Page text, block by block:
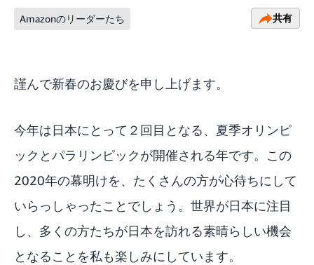
Amazonのリーダーたち 共有
謹んで新春のお慶びを申し上げます。
今年は日本にとって２回目となる、夏季オリンピ
ックとパラリンピックが開催される年です。この
2020年の幕明けを、たくさんの方が心待ちにして
いらっしゃったことでしょう。世界が日本に注目
し、多くの方たちが日本を訪れる素晴らしい機会
となることを私も楽しみにしています。